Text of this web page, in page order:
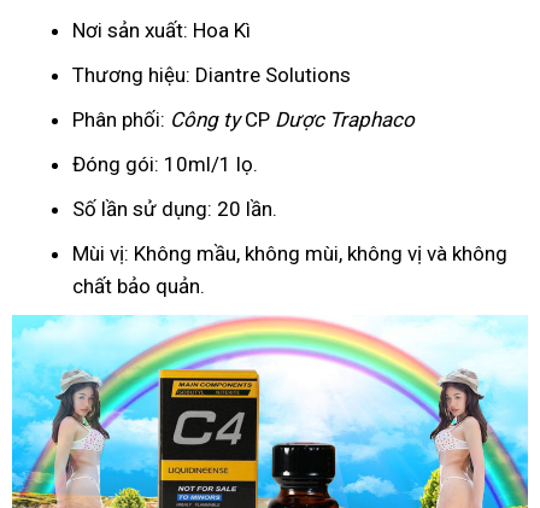
Nơi sản xuất: Hoa Kì
Thương hiệu: Diantre Solutions
Phân phối: Công tyCP Dược Traphaco
Đóng gói: 10ml/1 lọ.
Số lần sử dụng: 20 lần.
Mùi vị: Không mầu, không mùi, không vị và không
chất bảo quản.